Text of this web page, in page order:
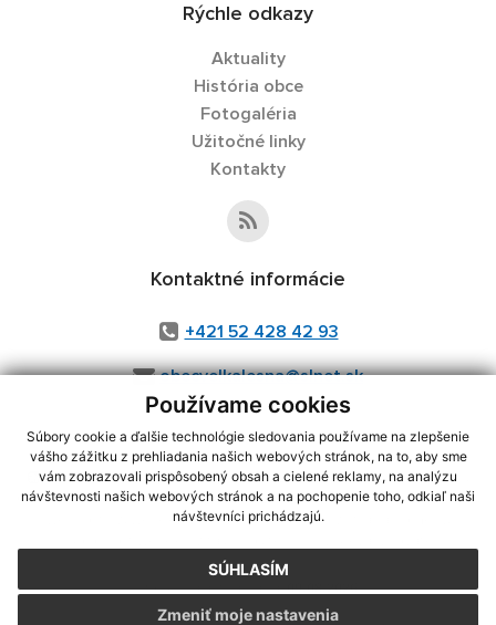
Používame cookies
Súbory cookie a ďalšie technológie sledovania používame na zlepšenie
vášho zážitku z prehliadania našich webových stránok, na to, aby sme
vám zobrazovali prispôsobený obsah a cielené reklamy, na analýzu
návštevnosti našich webových stránok a na pochopenie toho, odkiaľ naši
návštevníci prichádzajú.
SÚHLASÍM
Zmeniť moje nastavenia
Rýchle odkazy
Aktuality
História obce
Fotogaléria
Užitočné linky
Kontakty
Kontaktné informácie
+421 52 428 42 93
obecvelkalesna@slnet.sk
využite možnosť získavania aktuálnych informácií s využitím RSS
CMS systém (redakčný) systém ECHELON 2,Mapa stránok,web portál
webex.digital, s.r.o.,domény,registrácia domény
Posledná aktualizácia:09.08.2026